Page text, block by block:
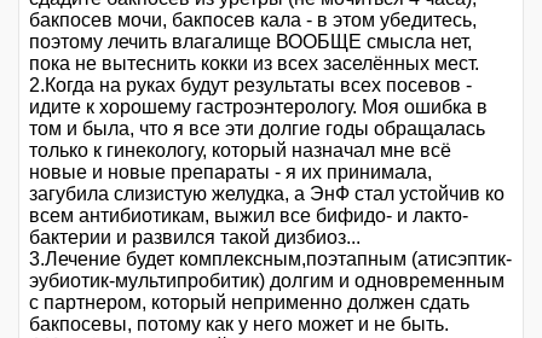
бакпосев мочи, бакпосев кала - в этом убедитесь,
поэтому лечить влагалище ВООБЩЕ смысла нет,
пока не вытеснить кокки из всех заселённых мест.
2.Когда на руках будут результаты всех посевов -
идите к хорошему гастроэнтерологу. Моя ошибка в
том и была, что я все эти долгие годы обращалась
только к гинекологу, который назначал мне всё
новые и новые препараты - я их принимала,
загубила слизистую желудка, а ЭнФ стал устойчив ко
всем антибиотикам, выжил все бифидо- и лакто-
бактерии и развился такой дизбиоз...
3.Лечение будет комплексным,поэтапным (атисэптик-
эубиотик-мультипробитик) долгим и одновременным
с партнером, который неприменно должен сдать
бакпосевы, потому как у него может и не быть.